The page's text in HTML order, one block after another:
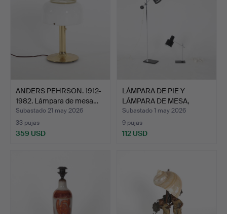
ANDERS PEHRSON. 1912-
1982. Lámpara de mesa…
Subastado 21 may 2026
33 pujas
359 USD
LÁMPARA DE PIE Y
LÁMPARA DE MESA,
Suecia, …
Subastado 1 may 2026
9 pujas
112 USD